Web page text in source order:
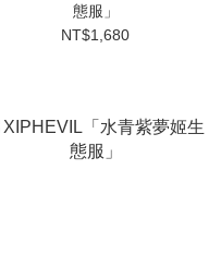
態服」
NT$1,680